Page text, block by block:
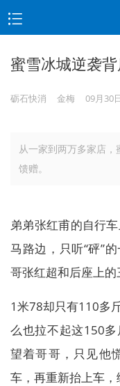
蜜雪冰城逆袭
砺石快消 金梅 09月30
从一家到两万多家店
馈赠。
弟弟张红甫的自行
马路边，只听“砰”
哥张红超和后座上的
1米78却只有110多
么也拉不起这150
望着哥哥，只见他
车，再重新抬上车，